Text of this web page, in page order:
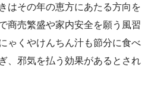
はその年の恵方にあたる方向を
商売繁盛や家内安全を願う風習
ゃくやけんちん汁も節分に食べ
、邪気を払う効果があるとされ